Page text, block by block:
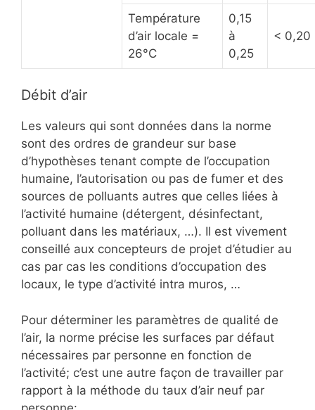
Température
d’air locale =
26°C
0,15
à
0,25
< 0,20
Débit d’air
Les valeurs qui sont données dans la norme
sont des ordres de grandeur sur base
d’hypothèses tenant compte de l’occupation
humaine, l’autorisation ou pas de fumer et des
sources de polluants autres que celles liées à
l’activité humaine (détergent, désinfectant,
polluant dans les matériaux, …). Il est vivement
conseillé aux concepteurs de projet d’étudier au
cas par cas les conditions d’occupation des
locaux, le type d’activité intra muros, …
Pour déterminer les paramètres de qualité de
l’air, la norme précise les surfaces par défaut
nécessaires par personne en fonction de
l’activité; c’est une autre façon de travailler par
rapport à la méthode du taux d’air neuf par